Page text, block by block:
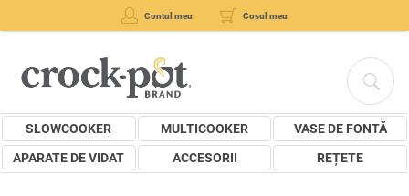
Contul meu Coșul meu
SLOWCOOKER MULTICOOKER
VASE DE FONTĂ
APARATE DE VIDAT
ACCESORII REȚETE